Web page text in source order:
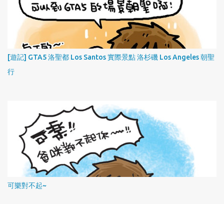
[遊記] GTA5 洛聖都 Los Santos 實際景點 洛杉磯 Los Angeles 朝聖
行
可樂對不起~